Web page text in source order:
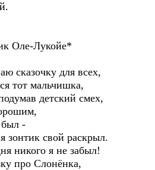
Лукойе*
сказочку для всех,
тот мальчишка,
детский смех,
был -
зонтик свой раскрыл.
никого я не забыл!
про Слонёнка,